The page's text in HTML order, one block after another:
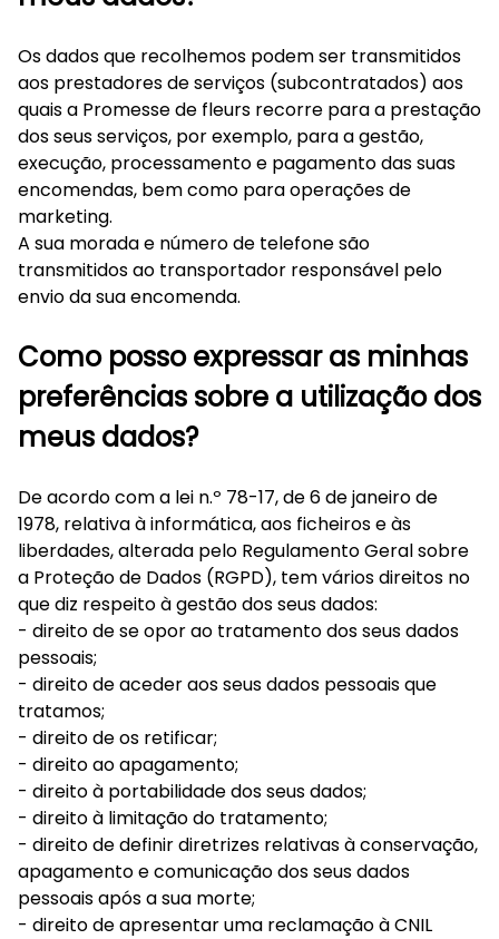
Os dados que recolhemos podem ser transmitidos
aos prestadores de serviços (subcontratados) aos
quais a Promesse de fleurs recorre para a prestação
dos seus serviços, por exemplo, para a gestão,
execução, processamento e pagamento das suas
encomendas, bem como para operações de
marketing.
A sua morada e número de telefone são
transmitidos ao transportador responsável pelo
envio da sua encomenda.
Como posso expressar as minhas
preferências sobre a utilização dos
meus dados?
De acordo com a lei n.º 78-17, de 6 de janeiro de
1978, relativa à informática, aos ficheiros e às
liberdades, alterada pelo Regulamento Geral sobre
a Proteção de Dados (RGPD), tem vários direitos no
que diz respeito à gestão dos seus dados:
- direito de se opor ao tratamento dos seus dados
pessoais;
- direito de aceder aos seus dados pessoais que
tratamos;
- direito de os retificar;
- direito ao apagamento;
- direito à portabilidade dos seus dados;
- direito à limitação do tratamento;
- direito de definir diretrizes relativas à conservação,
apagamento e comunicação dos seus dados
pessoais após a sua morte;
- direito de apresentar uma reclamação à CNIL